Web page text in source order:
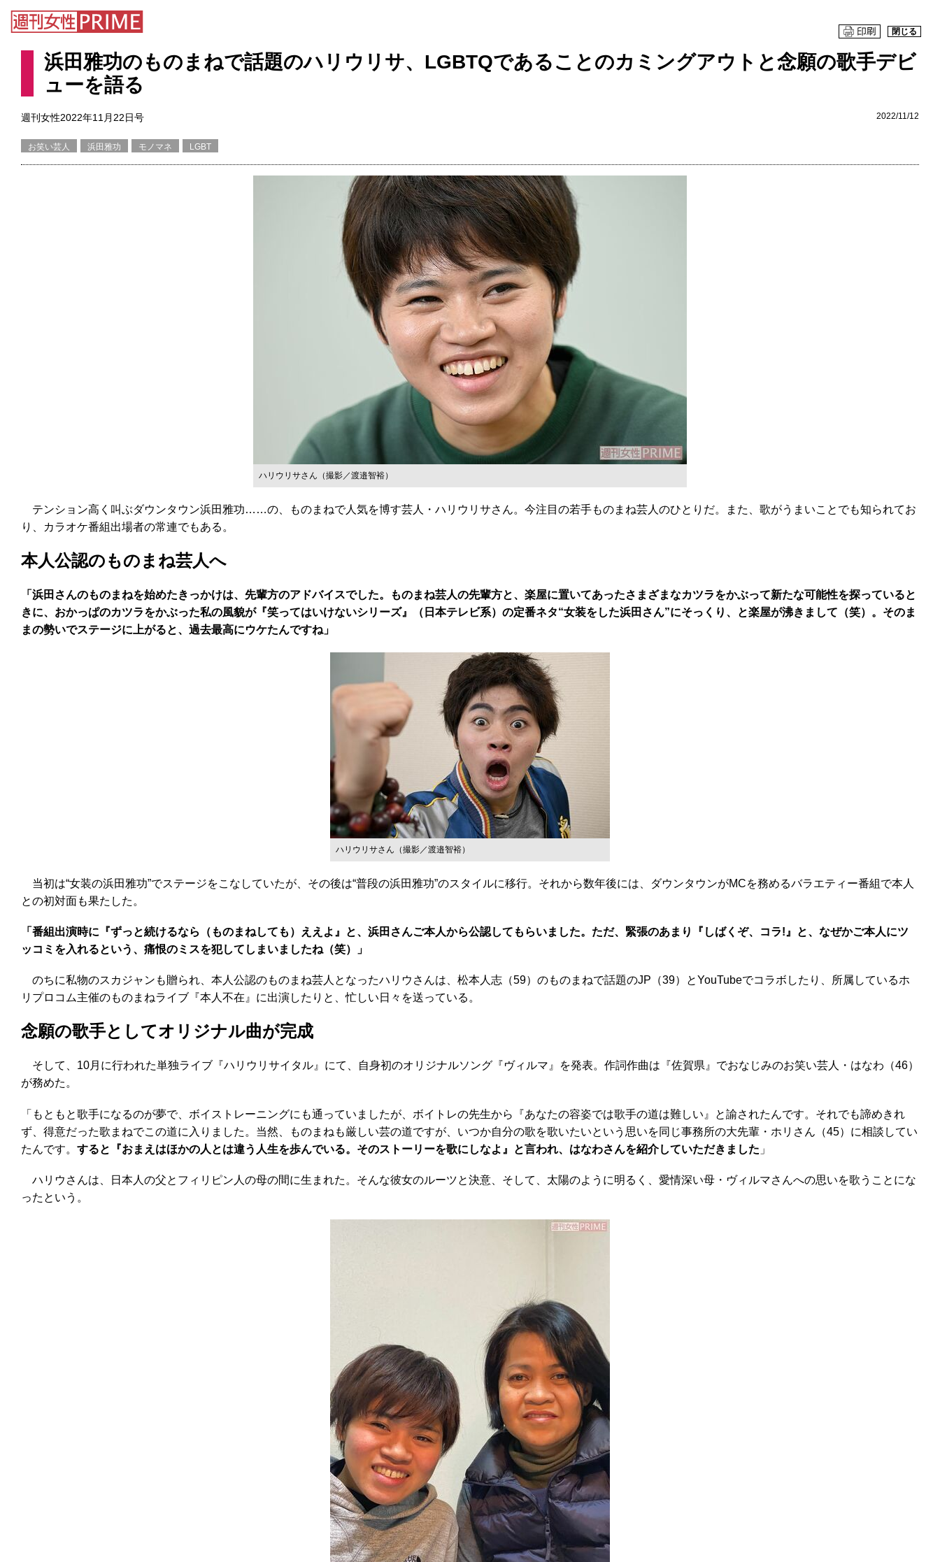
閉じる
浜田雅功のものまねで話題のハリウリサ、LGBTQであることのカミングアウトと念願の歌手デビ
ューを語る
週刊女性2022年11月22日号 2022/11/12
お笑い芸人 浜田雅功 モノマネ LGBT
ハリウリサさん（撮影／渡邉智裕）
テンション高く叫ぶダウンタウン浜田雅功……の、ものまねで人気を博す芸人・ハリウリサさん。今注目の若手ものまね芸人のひとりだ。また、歌がうまいことでも知られてお
り、カラオケ番組出場者の常連でもある。
本人公認のものまね芸人へ
「浜田さんのものまねを始めたきっかけは、先輩方のアドバイスでした。ものまね芸人の先輩方と、楽屋に置いてあったさまざまなカツラをかぶって新たな可能性を探っていると
きに、おかっぱのカツラをかぶった私の風貌が『笑ってはいけないシリーズ』（日本テレビ系）の定番ネタ“女装をした浜田さん”にそっくり、と楽屋が沸きまして（笑）。そのま
まの勢いでステージに上がると、過去最高にウケたんですね」
ハリウリサさん（撮影／渡邉智裕）
当初は“女装の浜田雅功”でステージをこなしていたが、その後は“普段の浜田雅功”のスタイルに移行。それから数年後には、ダウンタウンがMCを務めるバラエティー番組で本人
との初対面も果たした。
「番組出演時に『ずっと続けるなら（ものまねしても）ええよ』と、浜田さんご本人から公認してもらいました。ただ、緊張のあまり『しばくぞ、コラ!』と、なぜかご本人にツ
ッコミを入れるという、痛恨のミスを犯してしまいましたね（笑）」
のちに私物のスカジャンも贈られ、本人公認のものまね芸人となったハリウさんは、松本人志（59）のものまねで話題のJP（39）とYouTubeでコラボしたり、所属しているホ
リプロコム主催のものまねライブ『本人不在』に出演したりと、忙しい日々を送っている。
念願の歌手としてオリジナル曲が完成
そして、10月に行われた単独ライブ『ハリウリサイタル』にて、自身初のオリジナルソング『ヴィルマ』を発表。作詞作曲は『佐賀県』でおなじみのお笑い芸人・はなわ（46）
が務めた。
「もともと歌手になるのが夢で、ボイストレーニングにも通っていましたが、ボイトレの先生から『あなたの容姿では歌手の道は難しい』と諭されたんです。それでも諦めきれ
ず、得意だった歌まねでこの道に入りました。当然、ものまねも厳しい芸の道ですが、いつか自分の歌を歌いたいという思いを同じ事務所の大先輩・ホリさん（45）に相談してい
たんです。 すると『おまえはほかの人とは違う人生を歩んでいる。そのストーリーを歌にしなよ』と言われ、はなわさんを紹介していただきました 」
ハリウさんは、日本人の父とフィリピン人の母の間に生まれた。そんな彼女のルーツと決意、そして、太陽のように明るく、愛情深い母・ヴィルマさんへの思いを歌うことにな
ったという。